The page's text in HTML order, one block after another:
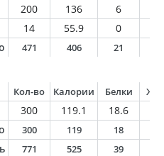
200 136 6
14 55.9 0
471 406 21
Кол-во Калории Белки
300 119.1 18.6
300 119 18
771 525 39